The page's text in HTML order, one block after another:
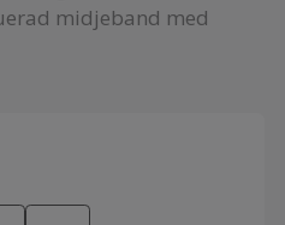
midjeband med